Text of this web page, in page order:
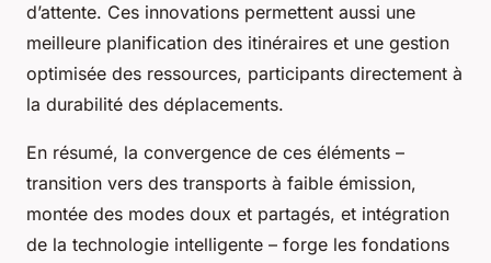
d’attente. Ces innovations permettent aussi une
meilleure planification des itinéraires et une gestion
optimisée des ressources, participants directement à
la durabilité des déplacements.
En résumé, la convergence de ces éléments –
transition vers des transports à faible émission,
montée des modes doux et partagés, et intégration
de la technologie intelligente – forge les fondations